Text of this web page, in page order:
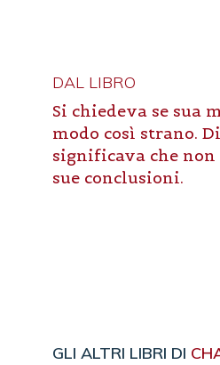
DAL LIBRO
Si chiedeva se sua
modo così strano.
significava che non
sue conclusioni.
GLI ALTRI LIBRI DI